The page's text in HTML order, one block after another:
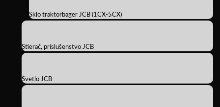
Sklo traktorbager JCB (1CX-5CX)
Stierač, príslušenstvo JCB
Svetlo JCB